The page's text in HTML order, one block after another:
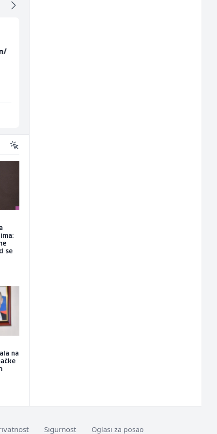
se
na
Sigurnost Oglasi za posao